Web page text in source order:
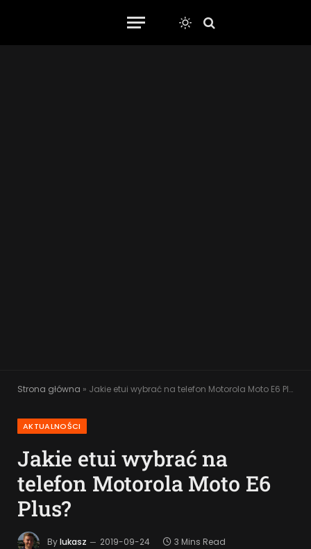
Strona główna » Jakie etui wybrać na telefon Motorola Moto E6 Plus?
AKTUALNOŚCI
Jakie etui wybrać na
telefon Motorola Moto E6
Plus?
Bylukasz 2019-09-24 3 Mins Read